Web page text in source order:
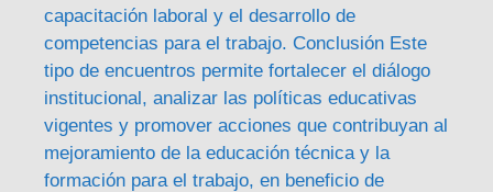
capacitación laboral y el desarrollo de
competencias para el trabajo. Conclusión Este
tipo de encuentros permite fortalecer el diálogo
institucional, analizar las políticas educativas
vigentes y promover acciones que contribuyan al
mejoramiento de la educación técnica y la
formación para el trabajo, en beneficio de